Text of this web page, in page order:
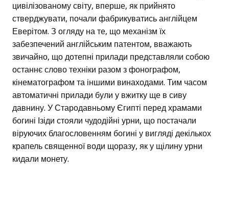
цивілізованому світу, вперше, як прийнято
стверджувати, почали фабрикуватись англійцем
Еверітом. З огляду на те, що механізм їх
забезпечений англійським патентом, вважають
звичайно, що дотепні прилади представляли собою
останнє слово техніки разом з фонографом,
кінематографом та іншими винаходами. Тим часом
автоматичні прилади були у вжитку ще в сиву
давнину. У Стародавньому Єгипті перед храмами
богині Ізіди стояли чудодійні урни, що постачали
віруючих благословенням богині у вигляді декількох
крапель священної води щоразу, як у щілину урни
кидали монету.